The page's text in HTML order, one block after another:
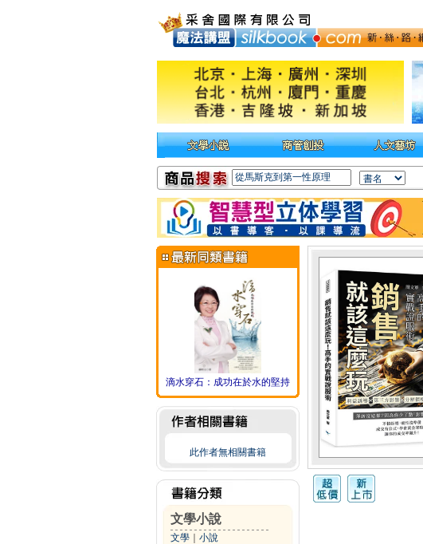
滴水穿石：成功在於水的堅持
此作者無相關書籍
文學小說
文學 小說